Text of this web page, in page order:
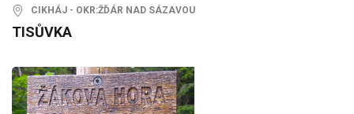
CIKHÁJ - OKR:ŽĎÁR NAD SÁZAVOU
TISŮVKA